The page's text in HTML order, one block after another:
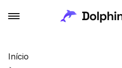
Início